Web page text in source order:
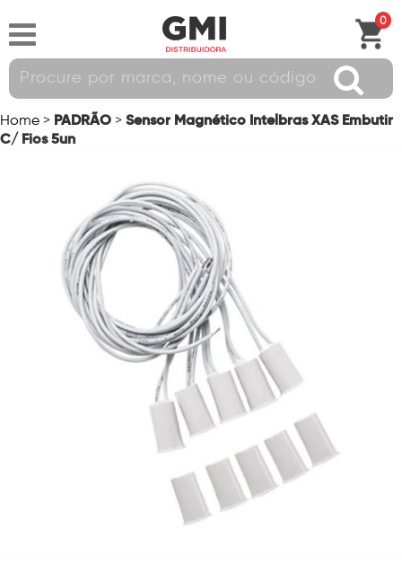
0
Home > PADRÃO > Sensor Magnético Intelbras XAS Embutir
C/ Fios 5un